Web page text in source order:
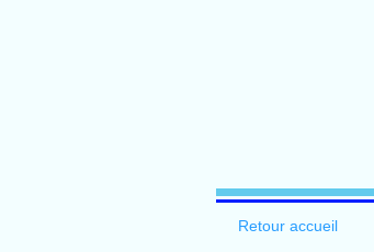
Retour accueil